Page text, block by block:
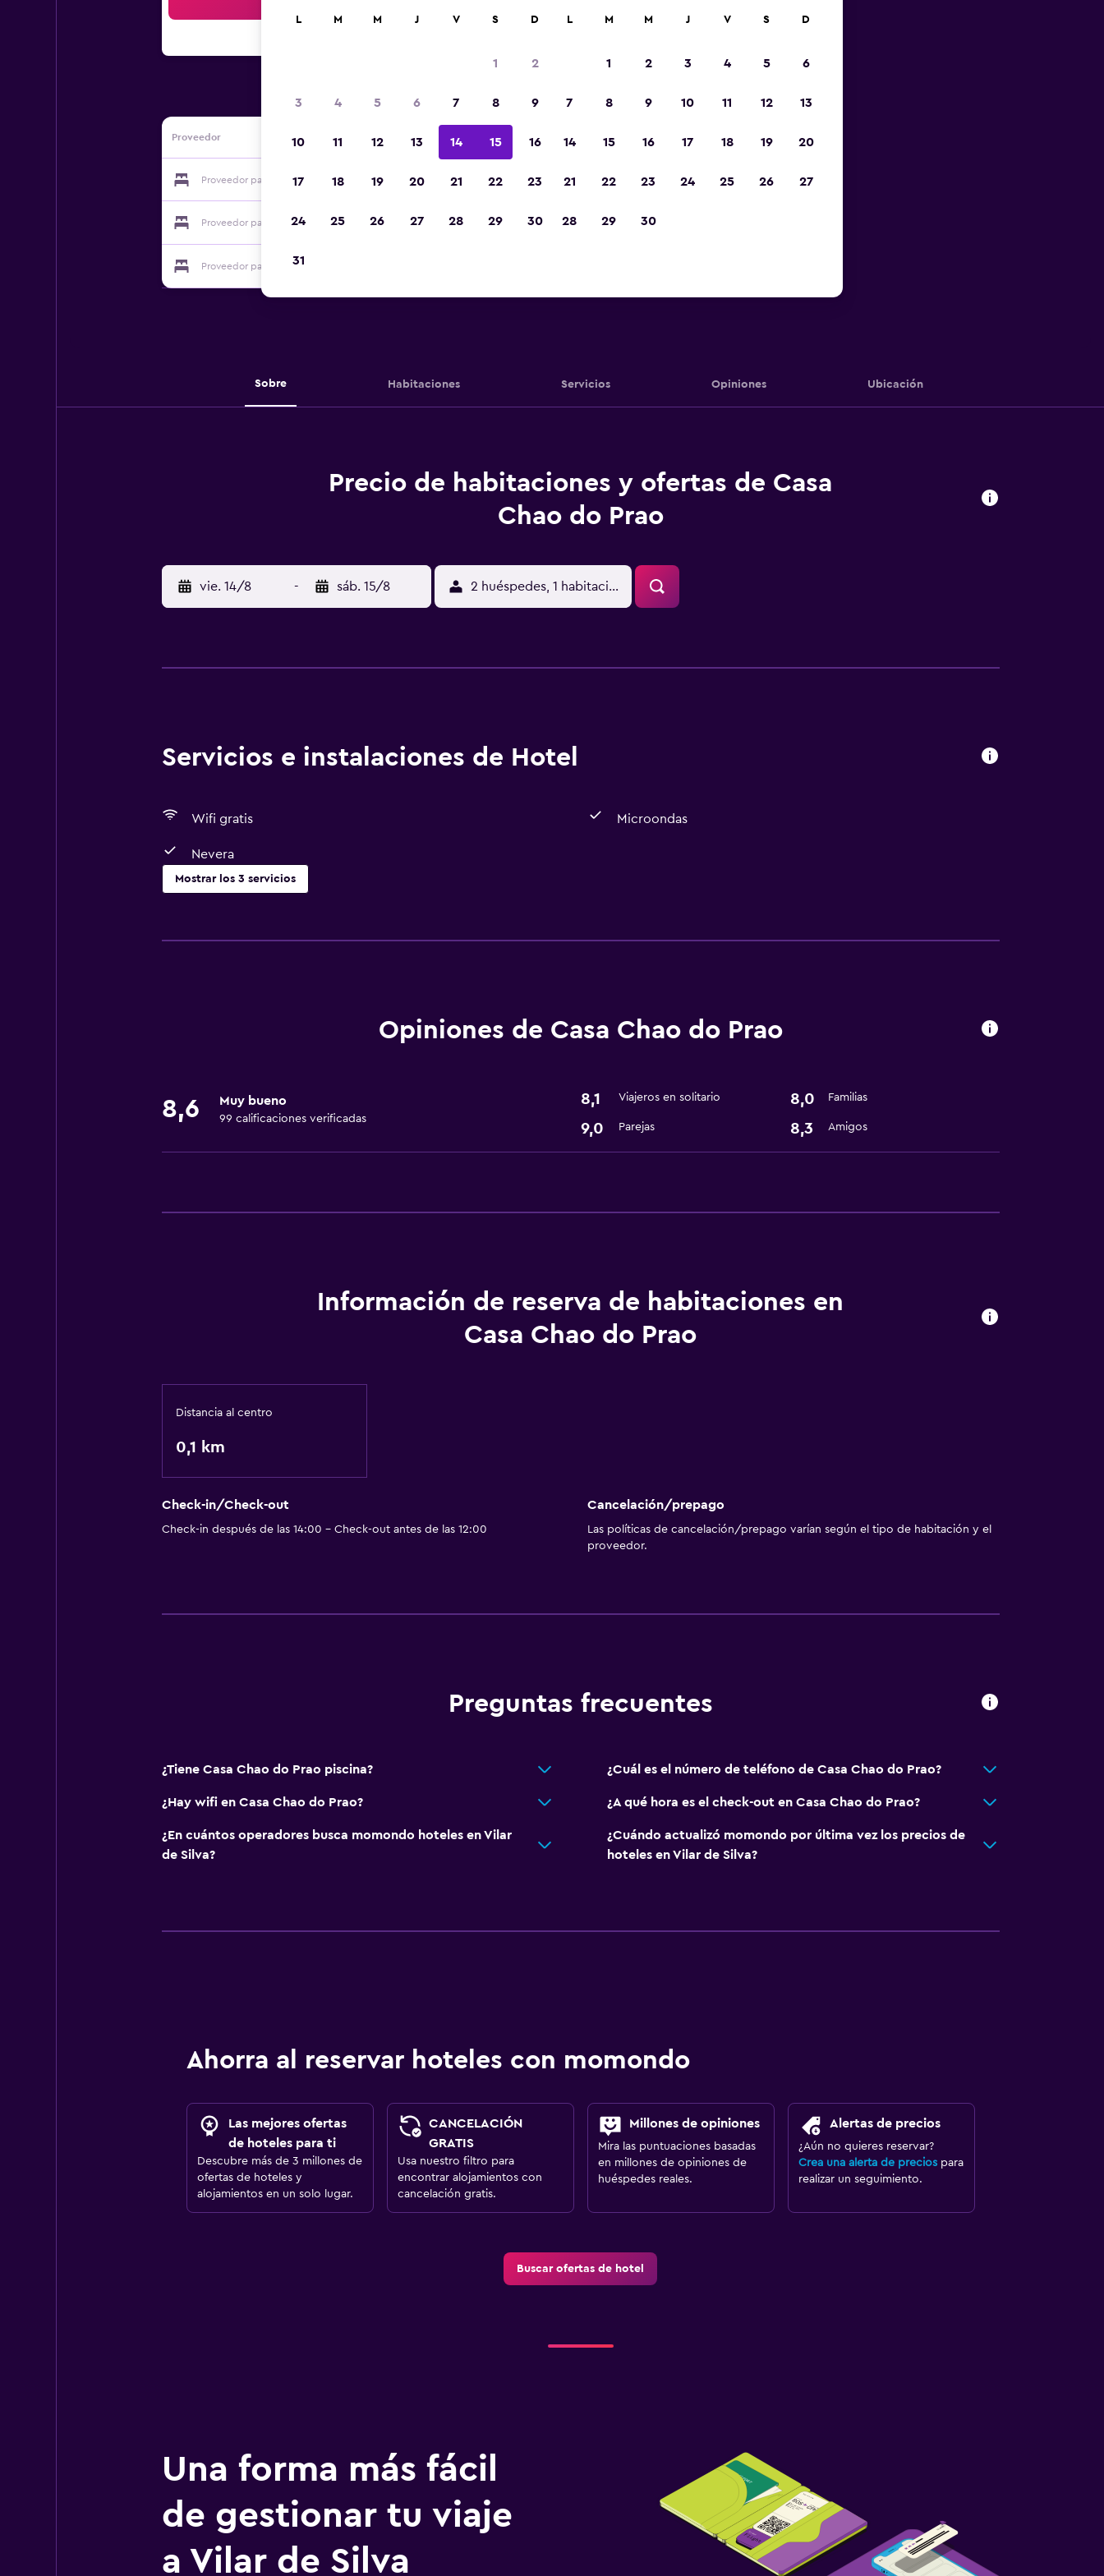
Proveedor
Proveedor para Casa Chao do Prao Ver precios
Proveedor para Casa Chao do Prao Ver precios
Proveedor para Casa Chao do Prao
Sobre Habitaciones Servicios Opiniones Ubicación
Precio de habitaciones y ofertas de Casa
Chao do Prao
vie. 14/8 - sáb. 15/8 2 huéspedes, 1 habitación
Servicios e instalaciones de Hotel
Wifi gratis Microondas
Nevera
Mostrar los 3 servicios
Microondas
Wifi gratis
Opiniones de Casa Chao do Prao
8,6 Muy bueno
99 calificaciones verificadas
8,1 Viajeros en solitario 8,0 Familias
9,0 Parejas 8,3 Amigos
Información de reserva de habitaciones en
Casa Chao do Prao
Distancia al centro
0,1 km
Check-in/Check-out
Check-in después de las 14:00 - Check-out antes de las 12:00
Cancelación/prepago
Las políticas de cancelación/prepago varían según el tipo de habitación y el
proveedor.
Preguntas frecuentes
¿Tiene Casa Chao do Prao piscina? ¿Cuál es el número de teléfono de Casa Chao do Prao?
¿Hay wifi en Casa Chao do Prao? ¿A qué hora es el check-out en Casa Chao do Prao?
¿En cuántos operadores busca momondo hoteles en Vilar
de Silva?
¿Cuándo actualizó momondo por última vez los precios de
hoteles en Vilar de Silva?
Ahorra al reservar hoteles con momondo
Las mejores ofertas
de hoteles para ti
Descubre más de 3 millones de
ofertas de hoteles y
alojamientos en un solo lugar.
CANCELACIÓN
GRATIS
Usa nuestro filtro para
encontrar alojamientos con
cancelación gratis.
Millones de opiniones
Mira las puntuaciones basadas
en millones de opiniones de
huéspedes reales.
Alertas de precios
¿Aún no quieres reservar?
Crea una alerta de preciospara
realizar un seguimiento.
Buscar ofertas de hotel
Una forma más fácil
de gestionar tu viaje
a Vilar de Silva
L M M J V S D
1 2
3 4 5 6 7 8 9
10 11 12 13 14 15 16
17 18 19 20 21 22 23
24 25 26 27 28 29 30
31
L M M J V S D
1 2 3 4 5 6
7 8 9 10 11 12 13
14 15 16 17 18 19 20
21 22 23 24 25 26 27
28 29 30